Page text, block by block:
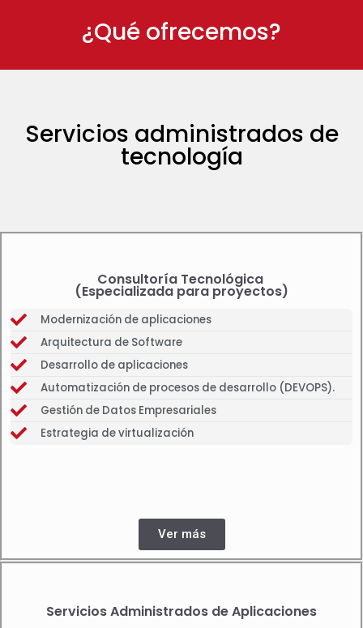
¿Qué ofrecemos?
Servicios administrados de
tecnología
Consultoría Tecnológica
(Especializada para proyectos)
Modernización de aplicaciones
Arquitectura de Software
Desarrollo de aplicaciones
Automatización de procesos de desarrollo (DEVOPS).
Gestión de Datos Empresariales
Estrategia de virtualización
Ver más
Servicios Administrados de Aplicaciones